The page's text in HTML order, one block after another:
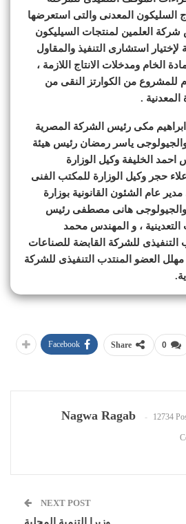
السليكون المعدنى والتى استعرضها
شركة العلمين لمنتجات السيليكون
لإختيار استشارى التنفيذ والمقاول
الخام ومدخلات الانتاج اللازمة ،
للمشروع من الكوارتز النقى من
المعدنية .
مكى رئيس الشركة المصرية
والجيولوجى ياسر رمضان رئيس هيئة
احمد الخليفة وكيل الوزارة
حجر وكيل الوزارة للمكتب الفنى
عام الشئون القانونية بوزارة
والجيولوجى هانى مصطفى رئيس
التعدينية ، و المهندس محمد
التنفيذى للشركة القابضة للصناعات
مهلل العضو المنتدب التنفيذى للشركة
0
Share
Facebook
Nagwa Ragab 12734
NEXT POST